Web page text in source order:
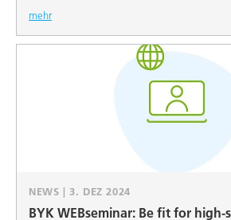
großen Stand in Halle 3A vertreten
Entwicklungen, die sich auf drei
konzentrieren: Nachhaltigkeit,
Formulierung PFAS-freier Systeme
Produktprüfungs- und
Diese Themen spiegeln das
Zukunft der Lack-, Druckfarben- und
mehr
NEWS | 3. DEZ 2024
BYK WEBseminar: Be fit for high-